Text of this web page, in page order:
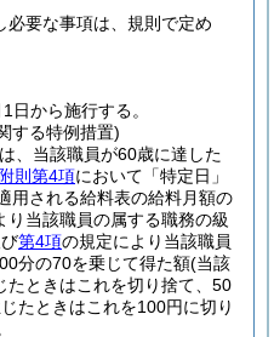
必要な事項は、規則で定め
日から施行する。
する特例措置)
、当該職員が60歳に達した
附則第4項において「特定日」
用される給料表の給料月額の
り当該職員の属する職務の級
第4項の規定により当該職員
分の70を乗じて得た額(当該
たときはこれを切り捨て、50
たときはこれを100円に切り